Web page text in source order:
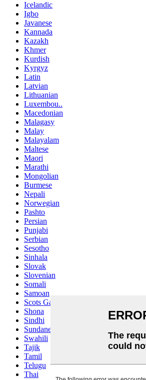
Icelandic
Igbo
Javanese
Kannada
Kazakh
Khmer
Kurdish
Kyrgyz
Latin
Latvian
Lithuanian
Luxembou..
Macedonian
Malagasy
Malay
Malayalam
Maltese
Maori
Marathi
Mongolian
Burmese
Nepali
Norwegian
Pashto
Persian
Punjabi
Serbian
Sesotho
Sinhala
Slovak
Slovenian
Somali
Samoan
Scots Gaelic
Shona
Sindhi
Sundanese
Swahili
Tajik
Tamil
Telugu
Thai